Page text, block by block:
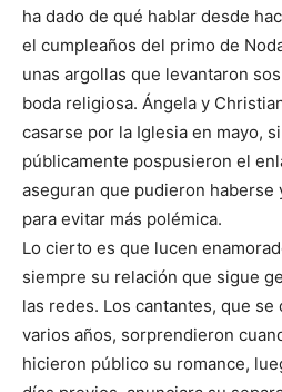
ha dado de qué hablar desde
el cumpleaños del primo de
unas argollas que levantaron
boda religiosa. Ángela y
casarse por la Iglesia en mayo,
públicamente pospusieron el
aseguran que pudieron haberse
para evitar más polémica.
Lo cierto es que lucen
siempre su relación que sigue
las redes. Los cantantes, que
varios años, sorprendieron
hicieron público su romance,